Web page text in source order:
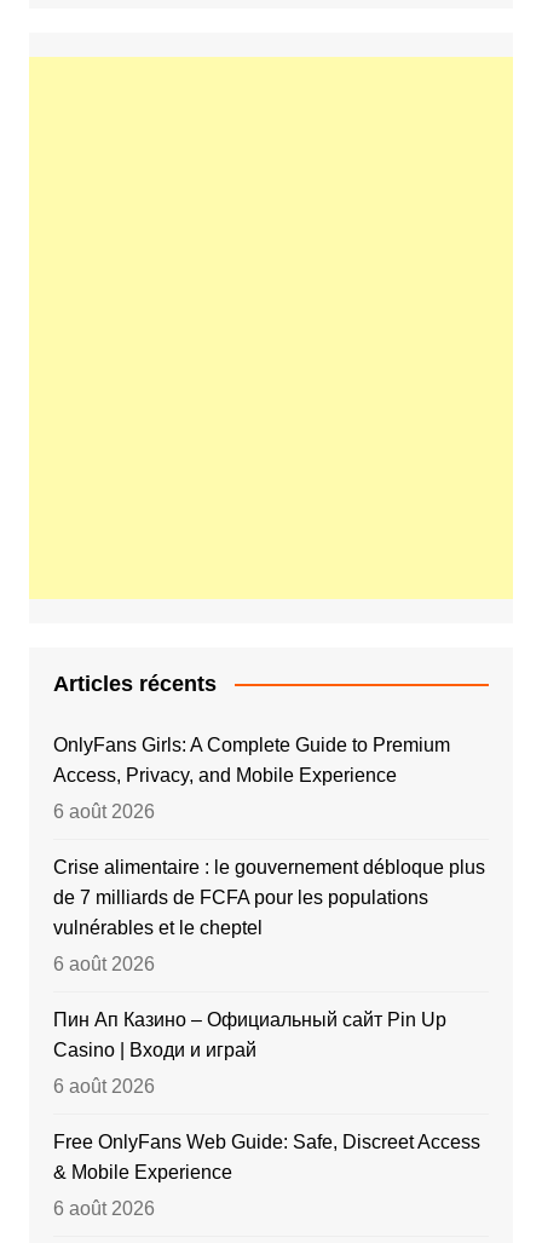
Articles récents
OnlyFans Girls: A Complete Guide to Premium
Access, Privacy, and Mobile Experience
6 août 2026
Crise alimentaire : le gouvernement débloque plus
de 7 milliards de FCFA pour les populations
vulnérables et le cheptel
6 août 2026
Пин Ап Казино – Официальный сайт Pin Up
Casino | Входи и играй
6 août 2026
Free OnlyFans Web Guide: Safe, Discreet Access
& Mobile Experience
6 août 2026